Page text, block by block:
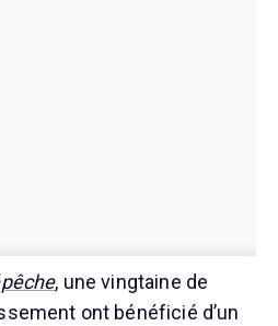
, une vingtaine de
ont bénéficié d’un